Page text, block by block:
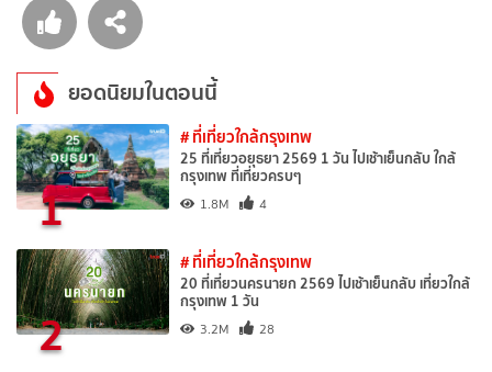
ยอดนิยมในตอนนี้
1
# ที่เที่ยวใกล้กรุงเทพ
25 ที่เที่ยวอยุธยา 2569 1 วัน ไปเช้าเย็นกลับ ใกล้
กรุงเทพ ที่เที่ยวครบๆ
1.8M 4
2
# ที่เที่ยวใกล้กรุงเทพ
20 ที่เที่ยวนครนายก 2569 ไปเช้าเย็นกลับ เที่ยวใกล้
กรุงเทพ 1 วัน
3.2M 28